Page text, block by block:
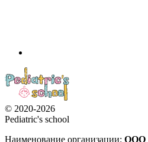
© 2020-2026
Pediatric's school
Наименование организации: ООО